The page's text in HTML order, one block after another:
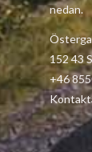
nedan.
152
+46